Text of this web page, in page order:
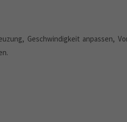
Geschwindigkeit anpassen,